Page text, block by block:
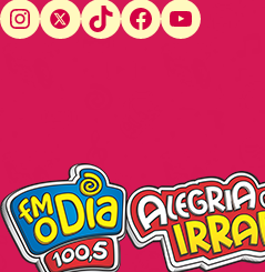
Instagram Twitter TikTok Facebook YouTube